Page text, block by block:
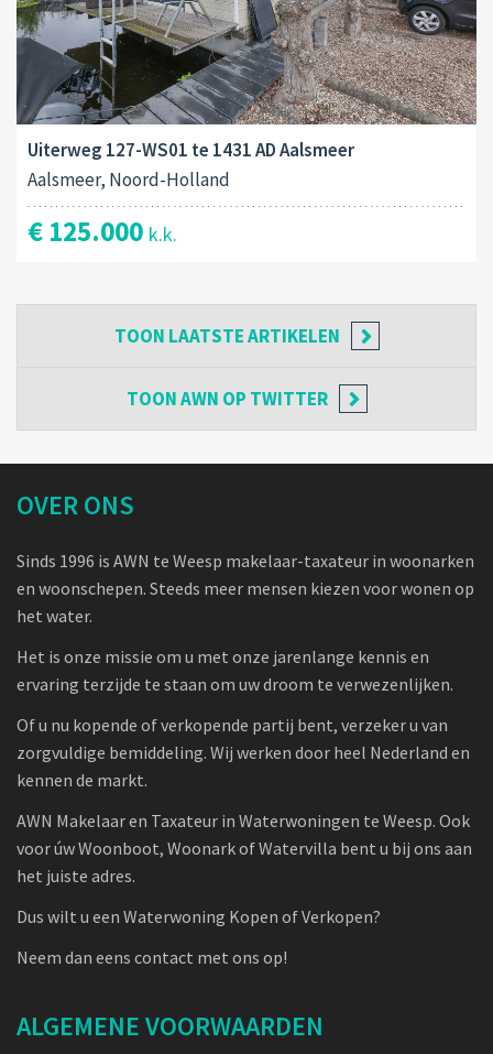
Uiterweg 127-WS01 te 1431 AD Aalsmeer
Aalsmeer, Noord-Holland
€ 125.000 k.k.
TOON LAATSTE ARTIKELEN
TOONAWN OP TWITTER
OVER ONS
Sinds 1996 is AWN te Weesp makelaar-taxateur in woonarken
en woonschepen. Steeds meer mensen kiezen voor wonen op
het water.
Het is onze missie om u met onze jarenlange kennis en
ervaring terzijde te staan om uw droom te verwezenlijken.
Of u nu kopende of verkopende partij bent, verzeker u van
zorgvuldige bemiddeling. Wij werken door heel Nederland en
kennen de markt.
AWN Makelaar en Taxateur in Waterwoningen te Weesp. Ook
voor úw Woonboot, Woonark of Watervilla bent u bij ons aan
het juiste adres.
Dus wilt u een Waterwoning Kopen of Verkopen?
Neem dan eens contact met ons op!
ALGEMENE VOORWAARDEN